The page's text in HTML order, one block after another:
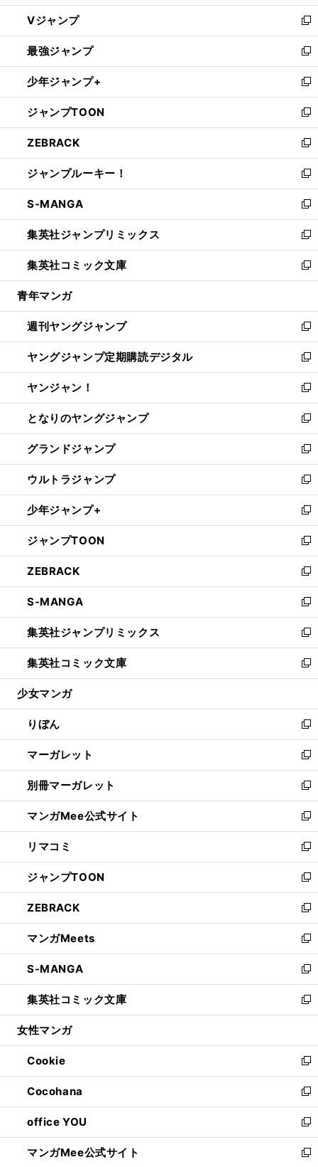
ウ
ィ
ン
ド
ウ
で
開
く
し
い
ウ
ィ
ン
ド
ウ
で
開
く
Vジャンプ
新
し
い
ウ
ィ
ン
ド
ウ
で
開
く
最強ジャンプ
新
し
い
ウ
ィ
ン
ド
ウ
で
開
く
少年ジャンプ+
新
し
い
ウ
ィ
ン
ド
ウ
で
開
く
ジャンプTOON
新
し
い
ウ
ィ
ン
ド
ウ
で
開
く
ZEBRACK
新
し
い
ウ
ィ
ン
ド
ウ
で
開
ジャンプルーキー！
新
し
い
ウ
ィ
ン
ド
ウ
開
く
S-MANGA
新
し
い
ウ
ィ
ン
ウ
で
開
く
集英社ジャンプリミックス
新
し
い
ウ
ン
ド
ウ
で
開
く
集英社コミック文庫
新
し
ウ
ィ
ン
ド
ウ
で
開
く
青年マンガ
週刊ヤングジャンプ
新
し
い
ウ
ィ
ン
ド
ウ
で
開
く
ヤングジャンプ定期購読デジタル
新
し
い
ウ
ィ
ン
ド
ウ
で
開
く
ヤンジャン！
新
し
い
ウ
ィ
ン
ド
ウ
で
開
く
となりのヤングジャンプ
新
し
い
ウ
ィ
ン
ド
ウ
で
開
く
グランドジャンプ
新
し
い
ウ
ィ
ン
ド
ウ
で
開
く
ウルトラジャンプ
新
し
い
ウ
ィ
ン
ド
ウ
で
開
く
少年ジャンプ+
新
し
い
ウ
ィ
ン
ド
ウ
で
開
く
ジャンプTOON
新
し
い
ウ
ィ
ン
ド
ウ
で
開
ZEBRACK
新
し
い
ウ
ィ
ン
ド
ウ
開
く
S-MANGA
新
し
い
ウ
ィ
ン
ウ
で
開
く
集英社ジャンプリミックス
新
し
い
ウ
ン
ド
ウ
で
開
く
集英社コミック文庫
新
し
ウ
ィ
ン
ド
ウ
で
開
く
少女マンガ
りぼん
新
し
い
ウ
ィ
ン
ド
ウ
で
開
く
マーガレット
新
し
い
ウ
ィ
ン
ド
ウ
で
開
く
別冊マーガレット
新
し
い
ウ
ィ
ン
ド
ウ
で
開
く
マンガMee公式サイト
新
し
い
ウ
ィ
ン
ド
ウ
で
開
く
リマコミ
新
し
い
ウ
ィ
ン
ド
ウ
で
開
く
ジャンプTOON
新
し
い
ウ
ィ
ン
ド
ウ
で
開
ZEBRACK
新
し
い
ウ
ィ
ン
ド
ウ
開
く
マンガMeets
新
し
い
ウ
ィ
ン
ウ
で
開
く
S-MANGA
新
し
い
ウ
ン
ド
ウ
で
開
く
集英社コミック文庫
新
し
ウ
ィ
ン
ド
ウ
で
開
く
女性マンガ
Cookie
新
し
い
ウ
ィ
ン
ド
Cocohana
新
し
い
ウ
ィ
office YOU
新
し
い
マンガMee公式サイト
新